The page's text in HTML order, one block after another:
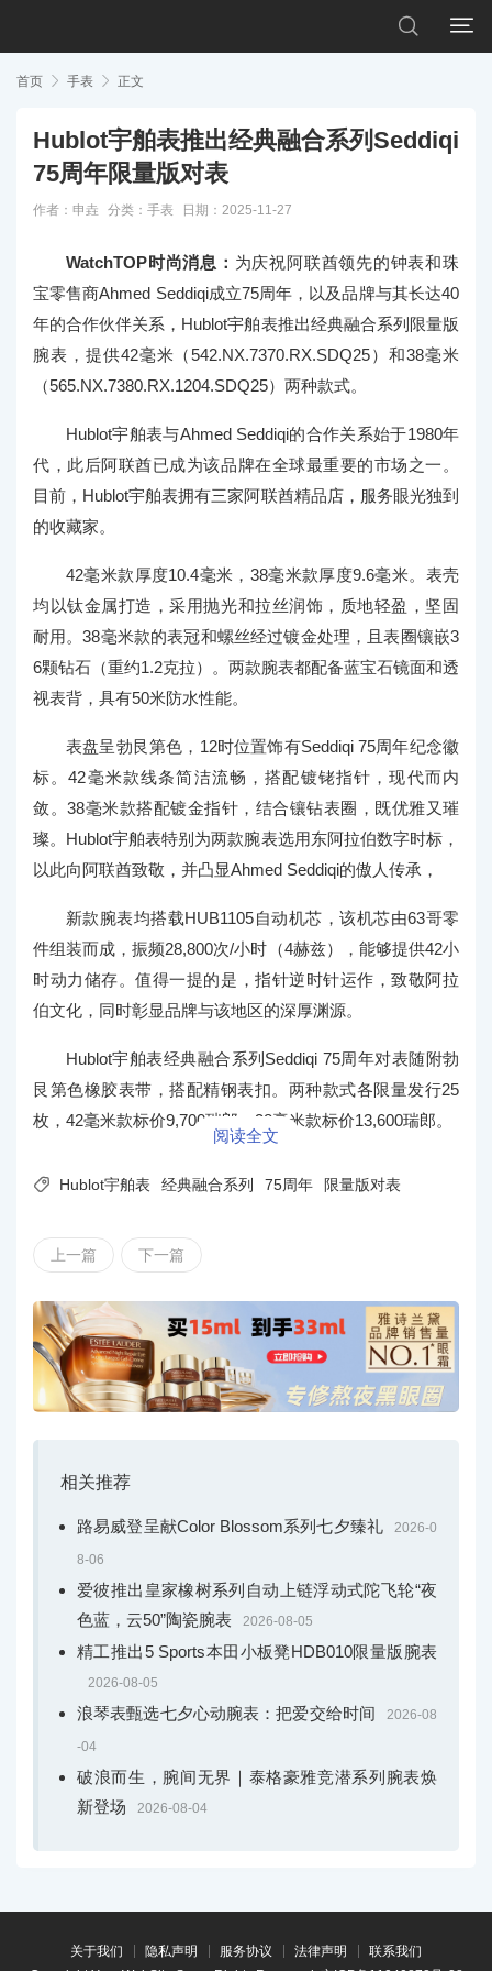


首页  手表  正文
Hublot宇舶表推出经典融合系列Seddiqi
75周年限量版对表
作者：申垚 分类： 手表 日期：2025-11-27
WatchTOP时尚消息： 为庆祝阿联酋领先的钟表和珠
宝零售商Ahmed Seddiqi成立75周年，以及品牌与其长达40
年的合作伙伴关系，Hublot宇舶表推出经典融合系列限量版
腕表，提供42毫米（542.NX.7370.RX.SDQ25）和38毫米
（565.NX.7380.RX.1204.SDQ25）两种款式。
Hublot宇舶表与Ahmed Seddiqi的合作关系始于1980年
代，此后阿联酋已成为该品牌在全球最重要的市场之一。
目前，Hublot宇舶表拥有三家阿联酋精品店，服务眼光独到
的收藏家。
42毫米款厚度10.4毫米，38毫米款厚度9.6毫米。表壳
均以钛金属打造，采用抛光和拉丝润饰，质地轻盈，坚固
耐用。38毫米款的表冠和螺丝经过镀金处理，且表圈镶嵌3
6颗钻石（重约1.2克拉）。两款腕表都配备蓝宝石镜面和透
视表背，具有50米防水性能。
表盘呈勃艮第色，12时位置饰有Seddiqi 75周年纪念徽
标。42毫米款线条简洁流畅，搭配镀铑指针，现代而内
敛。38毫米款搭配镀金指针，结合镶钻表圈，既优雅又璀
璨。Hublot宇舶表特别为两款腕表选用东阿拉伯数字时标，
以此向阿联酋致敬，并凸显Ahmed Seddiqi的傲人传承，
新款腕表均搭载HUB1105自动机芯，该机芯由63哥零
件组装而成，振频28,800次/小时（4赫兹），能够提供42小
时动力储存。值得一提的是，指针逆时针运作，致敬阿拉
伯文化，同时彰显品牌与该地区的深厚渊源。
Hublot宇舶表经典融合系列Seddiqi 75周年对表随附勃
艮第色橡胶表带，搭配精钢表扣。两种款式各限量发行25
枚，42毫米款标价9,700瑞郎，38毫米款标价13,600瑞郎。
阅读全文
 Hublot宇舶表 经典融合系列 75周年 限量版对表
上一篇 下一篇
相关推荐
路易威登呈献Color Blossom系列七夕臻礼 2026-0
8-06
爱彼推出皇家橡树系列自动上链浮动式陀飞轮“夜
色蓝，云50”陶瓷腕表
2026-08-05
精工推出5 Sports本田小板凳HDB010限量版腕表
2026-08-05
浪琴表甄选七夕心动腕表：把爱交给时间 2026-08
-04
破浪而生，腕间无界｜泰格豪雅竞潜系列腕表焕
新登场
2026-08-04
关于我们 隐私声明 服务协议 法律声明
联系我们